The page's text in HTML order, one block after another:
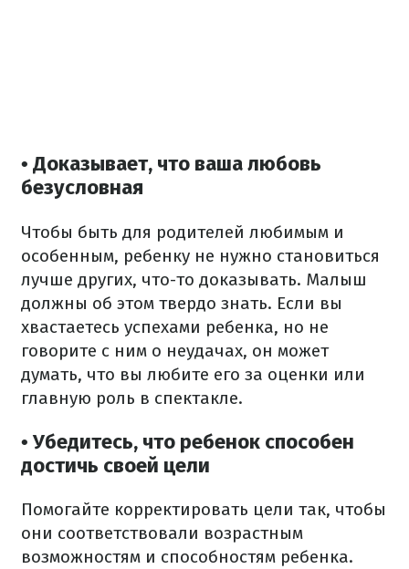
• Доказывает, что ваша любовь
безусловная
Чтобы быть для родителей любимым и
особенным, ребенку не нужно становиться
лучше других, что-то доказывать. Малыш
должны об этом твердо знать. Если вы
хвастаетесь успехами ребенка, но не
говорите с ним о неудачах, он может
думать, что вы любите его за оценки или
главную роль в спектакле.
• Убедитесь, что ребенок способен
достичь своей цели
Помогайте корректировать цели так, чтобы
они соответствовали возрастным
возможностям и способностям ребенка.